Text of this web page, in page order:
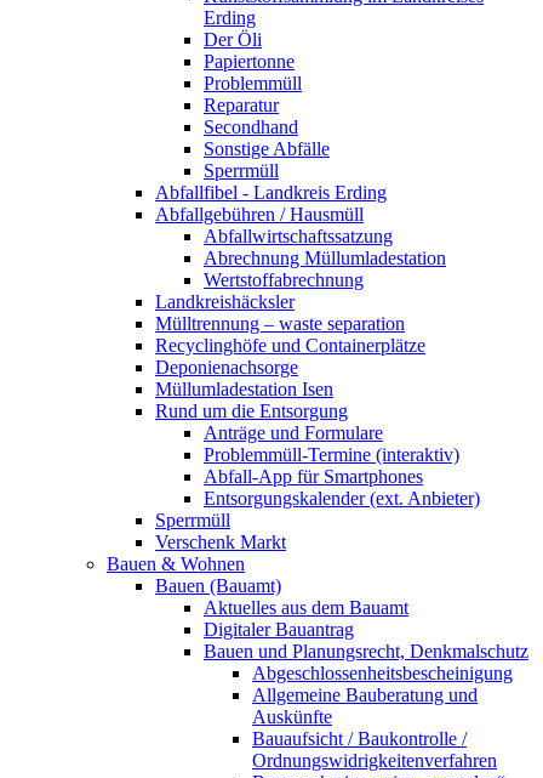
Erding
Der Öli
Papiertonne
Problemmüll
Reparatur
Secondhand
Sonstige Abfälle
Sperrmüll
Abfallfibel - Landkreis Erding
Abfallgebühren / Hausmüll
Abfallwirtschaftssatzung
Abrechnung Müllumladestation
Wertstoffabrechnung
Landkreishäcksler
Mülltrennung – waste separation
Recyclinghöfe und Containerplätze
Deponienachsorge
Müllumladestation Isen
Rund um die Entsorgung
Anträge und Formulare
Problemmüll-Termine (interaktiv)
Abfall-App für Smartphones
Entsorgungskalender (ext. Anbieter)
Sperrmüll
Verschenk Markt
Bauen & Wohnen
Bauen (Bauamt)
Aktuelles aus dem Bauamt
Digitaler Bauantrag
Bauen und Planungsrecht, Denkmalschutz
Abgeschlossenheitsbescheinigung
Allgemeine Bauberatung und
Auskünfte
Bauaufsicht / Baukontrolle /
Ordnungswidrigkeitenverfahren